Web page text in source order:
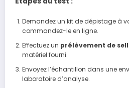
Demandez un kit de dépistage à
commandez-le en ligne.
Effectuez un prélèvement de
matériel fourni.
Envoyez l’échantillon dans une
laboratoire d’analyse.